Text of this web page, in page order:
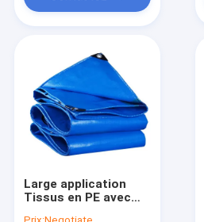
Produits
A propos de nous
Visite d'usine
Large application
Tissus en PE avec